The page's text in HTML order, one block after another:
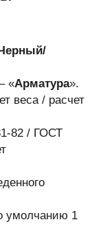
«Арматура».
веса / расчет
82 / ГОСТ
умолчанию 1